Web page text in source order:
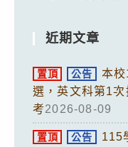
近期文章
置頂 公告
本
選，英文科第1
考2026-08-09
置頂 公告
115